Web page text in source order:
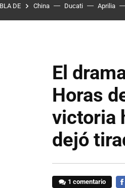
DE China Ducati Aprilia
El
Horas
victoria
dejó
1 comentario